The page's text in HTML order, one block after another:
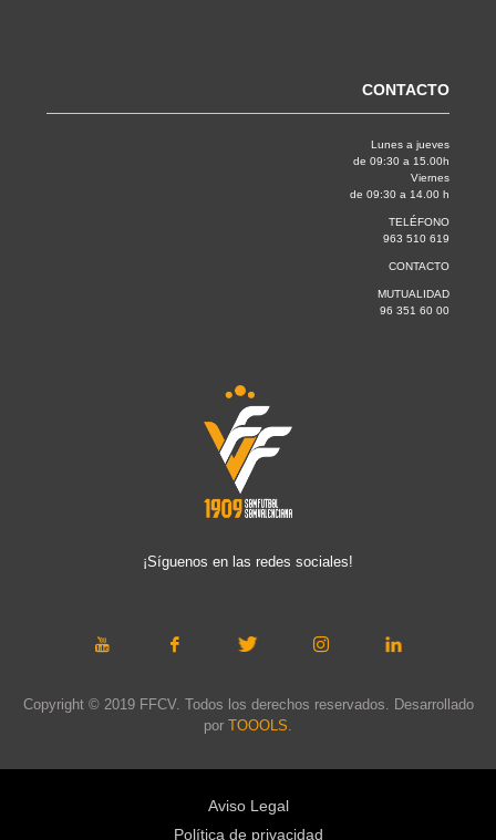
CONTACTO
Lunes a jueves
de 09:30 a 15.00h
Viernes
de 09:30 a 14.00 h
TELÉFONO
963 510 619
CONTACTO
MUTUALIDAD
96 351 60 00
¡Síguenos en las redes sociales!
Copyright © 2019 FFCV. Todos los derechos reservados. Desarrollado
por TOOOLS
Aviso Legal
Política de privacidad